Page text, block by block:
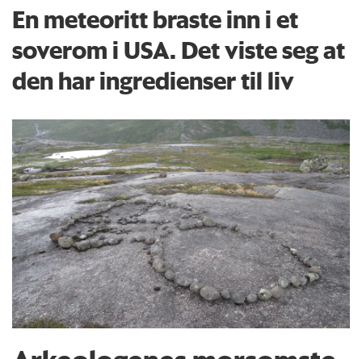
En meteoritt braste inn i et
soverom i USA. Det viste seg at
den har ingredienser til liv